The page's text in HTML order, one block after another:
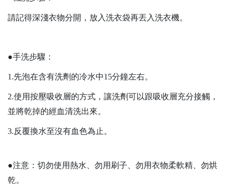
請記得深淺衣物分開，放入洗衣袋再丟入洗衣機。
●手洗步驟：
1.先泡在含有洗劑的冷水中15分鐘左右。
2.使用按壓吸收層的方式，讓洗劑可以跟吸收層充分接觸，
並將乾掉的經血清洗出來。
3.反覆換水至沒有血色為止。
●注意：切勿使用熱水、勿用刷子、勿用衣物柔軟精、勿烘
乾。